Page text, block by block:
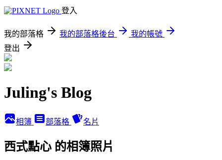
登入
我的部落格 我的部落格後台
我的帳號
登出
Juling's Blog
相簿 部落格 名片
西式點心 的相簿照片